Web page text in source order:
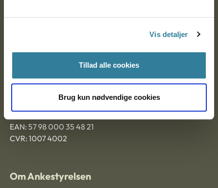
Vis detaljer
Tillad alle cookies
Brug kun nødvendige cookies
Ankestyrelsen Aalborg
EAN: 57 98 000 35 48 21
CVR: 1007 4002
Om Ankestyrelsen